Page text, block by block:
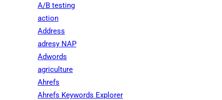
A/B testing
action
Address
adresy NAP
Adwords
agriculture
Ahrefs
Ahrefs Keywords Explorer